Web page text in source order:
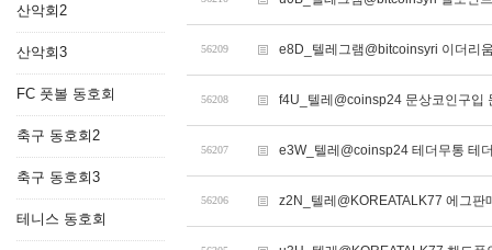
산악회2
산악회3
FC 풋볼 동호회
축구 동호회2
축구 동호회3
테니스 동호회
56209 e8D_텔레그램@bitcoinsyri 이더리
56208 f4U_텔레@coinsp24 문상코인구입
56207 e3W_텔레@coinsp24 테더무통 테
56206 z2N_텔레@KOREATALK77 에그판